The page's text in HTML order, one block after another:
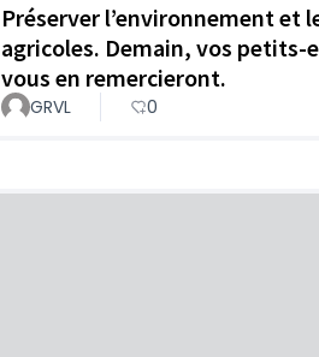
Préserver l’environnement et
agricoles. Demain, vos petits-
vous en remercieront.
GRVL 0